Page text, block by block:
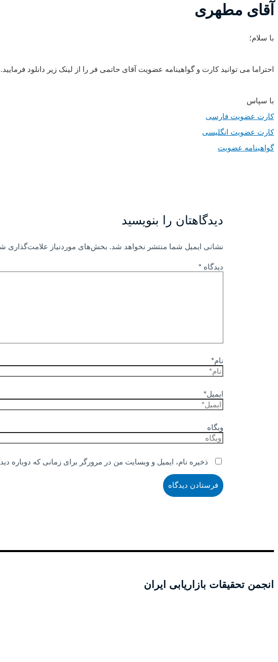
آقای مطهری
با سلام؛
احتراما می توانید کارت و گواهینامه عضویت آقای حاتمی فر را از لینک زیر دانلود فرمایید.
با سپاس
کارت عضویت فارسی
کارت عضویت انگلیسی
گواهینامه عضویت
دیدگاهتان را بنویسید
نشانی ایمیل شما منتشر نخواهد شد. بخش‌های موردنیاز علامت‌گذاری
دیدگاه*
نام*
ایمیل*
وبگاه
ذخیره نام، ایمیل و وبسایت من در مرورگر برای زمانی که دوباره
انجمن تحقیقات بازاریابی ایران